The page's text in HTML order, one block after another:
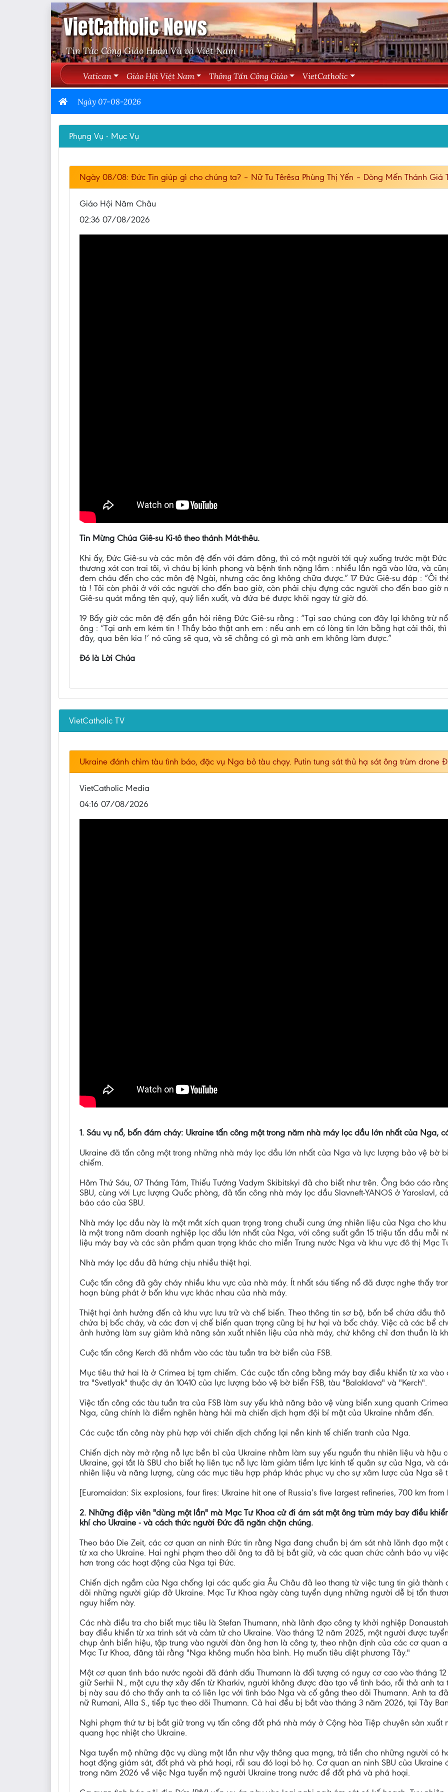
VietCatholic News
Tin Tức Công Giáo Hoàn Vũ và Việt Nam
Vatican Giáo Hội Việt Nam Thông Tấn Công Giáo VietCatholic
Ngày 07-08-2026
Phụng Vụ - Mục Vụ
Ngày 08/08: Đức Tin giúp gì cho chúng ta? – Nữ Tu Têrêsa Phùng Thị Yến – Dòng Mến Thánh Giá
Giáo Hội Năm Châu
02:36 07/08/2026
Tin Mừng Chúa Giê-su Ki-tô theo thánh Mát-thêu.
Khi ấy, Đức Giê-su và các môn đệ đến với đám đông, thì có một người tới quỳ xuống trước mặt Đức
thương xót con trai tôi, vì cháu bị kinh phong và bệnh tình nặng lắm : nhiều lần ngã vào lửa, và
đem cháu đến cho các môn đệ Ngài, nhưng các ông không chữa được.” 17 Đức Giê-su đáp : “Ôi
tà ! Tôi còn phải ở với các người cho đến bao giờ, còn phải chịu đựng các người cho đến bao giờ
Giê-su quát mắng tên quỷ, quỷ liền xuất, và đứa bé được khỏi ngay từ giờ đó.
19 Bấy giờ các môn đệ đến gần hỏi riêng Đức Giê-su rằng : “Tại sao chúng con đây lại không trừ
ông : “Tại anh em kém tin ! Thầy bảo thật anh em : nếu anh em có lòng tin lớn bằng hạt cải thôi,
đây, qua bên kia !’ nó cũng sẽ qua, và sẽ chẳng có gì mà anh em không làm được.”
Đó là Lời Chúa
VietCatholic TV
Ukraine đánh chìm tàu tình báo, đặc vụ Nga bỏ tàu chạy. Putin tung sát thủ hạ sát ông trùm drone
VietCatholic Media
04:16 07/08/2026
1. Sáu vụ nổ, bốn đám cháy: Ukraine tấn công một trong năm nhà máy lọc dầu lớn nhất của Nga,
Ukraine đã tấn công một trong những nhà máy lọc dầu lớn nhất của Nga và lực lượng bảo vệ bờ
chiếm.
Hôm Thứ Sáu, 07 Tháng Tám, Thiếu Tướng Vadym Skibitskyi đã cho biết như trên. Ông báo cáo
SBU, cùng với Lực lượng Quốc phòng, đã tấn công nhà máy lọc dầu Slavneft-YANOS ở Yaroslavl,
báo cáo của SBU.
Nhà máy lọc dầu này là một mắt xích quan trọng trong chuỗi cung ứng nhiên liệu của Nga cho
là một trong năm doanh nghiệp lọc dầu lớn nhất của Nga, với công suất gần 15 triệu tấn dầu mỗi
liệu máy bay và các sản phẩm quan trọng khác cho miền Trung nước Nga và khu vực đô thị Mạc
Nhà máy lọc dầu đã hứng chịu nhiều thiệt hại.
Cuộc tấn công đã gây cháy nhiều khu vực của nhà máy. Ít nhất sáu tiếng nổ đã được nghe thấy
hoạn bùng phát ở bốn khu vực khác nhau của nhà máy.
Thiệt hại ảnh hưởng đến cả khu vực lưu trữ và chế biến. Theo thông tin sơ bộ, bốn bể chứa dầu
chứa bị bốc cháy, và các đơn vị chế biến quan trọng cũng bị hư hại và bốc cháy. Việc cả các bể
ảnh hưởng làm suy giảm khả năng sản xuất nhiên liệu của nhà máy, chứ không chỉ đơn thuần là
Cuộc tấn công Kerch đã nhắm vào các tàu tuần tra bờ biển của FSB.
Mục tiêu thứ hai là ở Crimea bị tạm chiếm. Các cuộc tấn công bằng máy bay điều khiển từ xa
tra "Svetlyak" thuộc dự án 10410 của lực lượng bảo vệ bờ biển FSB, tàu "Balaklava" và "Kerch".
Việc tấn công các tàu tuần tra của FSB làm suy yếu khả năng bảo vệ vùng biển xung quanh
Nga, cũng chính là điểm nghẽn hàng hải mà chiến dịch hạm đội bí mật của Ukraine nhắm đến.
Các cuộc tấn công này phù hợp với chiến dịch chống lại nền kinh tế chiến tranh của Nga.
Chiến dịch này mở rộng nỗ lực bền bỉ của Ukraine nhằm làm suy yếu nguồn thu nhiên liệu và hậu
Ukraine, gọi tắt là SBU cho biết họ liên tục nỗ lực làm giảm tiềm lực kinh tế quân sự của Nga, và
nhiên liệu và năng lượng, cùng các mục tiêu hợp pháp khác phục vụ cho sự xâm lược của Nga sẽ
[Euromaidan: Six explosions, four fires: Ukraine hit one of Russia’s five largest refineries, 700 km
2. Những điệp viên "dùng một lần" mà Mạc Tư Khoa cử đi ám sát một ông trùm máy bay điều
khí cho Ukraine - và cách thức người Đức đã ngăn chặn chúng.
Theo báo Die Zeit, các cơ quan an ninh Đức tin rằng Nga đang chuẩn bị ám sát nhà lãnh đạo một
từ xa cho Ukraine. Hai nghi phạm theo dõi ông ta đã bị bắt giữ, và các quan chức cảnh báo vụ
hơn trong các hoạt động của Nga tại Đức.
Chiến dịch ngầm của Nga chống lại các quốc gia Âu Châu đã leo thang từ việc tung tin giả thành
dõi những người giúp đỡ Ukraine. Mạc Tư Khoa ngày càng tuyển dụng những người dễ bị tổn
nguy hiểm này.
Các nhà điều tra cho biết mục tiêu là Stefan Thumann, nhà lãnh đạo công ty khởi nghiệp
bay điều khiển từ xa trinh sát và cảm tử cho Ukraine. Vào tháng 12 năm 2025, một người được
chụp ảnh biển hiệu, tập trung vào người đàn ông hơn là công ty, theo nhận định của các cơ quan
Mạc Tư Khoa, đăng tải rằng "Nga không muốn hòa bình. Họ muốn tiêu diệt phương Tây."
Một cơ quan tình báo nước ngoài đã đánh dấu Thumann là đối tượng có nguy cơ cao vào tháng
giữ Serhii N., một cựu thợ xây đến từ Kharkiv, người không được đào tạo về tình báo, rồi thả anh
bị này sau đó cho thấy anh ta có liên lạc với tình báo Nga và cố gắng theo dõi Thumann. Anh ta
nữ Rumani, Alla S., tiếp tục theo dõi Thumann. Cả hai đều bị bắt vào tháng 3 năm 2026, tại Tây
Nghi phạm thứ tư bị bắt giữ trong vụ tấn công đốt phá nhà máy ở Cộng hòa Tiệp chuyên sản xuất
quang học nhiệt cho Ukraine.
Nga tuyển mộ những đặc vụ dùng một lần như vậy thông qua mạng, trả tiền cho những người có
hoạt động giám sát, đốt phá và phá hoại, rồi sau đó loại bỏ họ. Cơ quan an ninh SBU của
trong năm 2026 về việc Nga tuyển mộ người Ukraine trong nước để đốt phá và phá hoại.